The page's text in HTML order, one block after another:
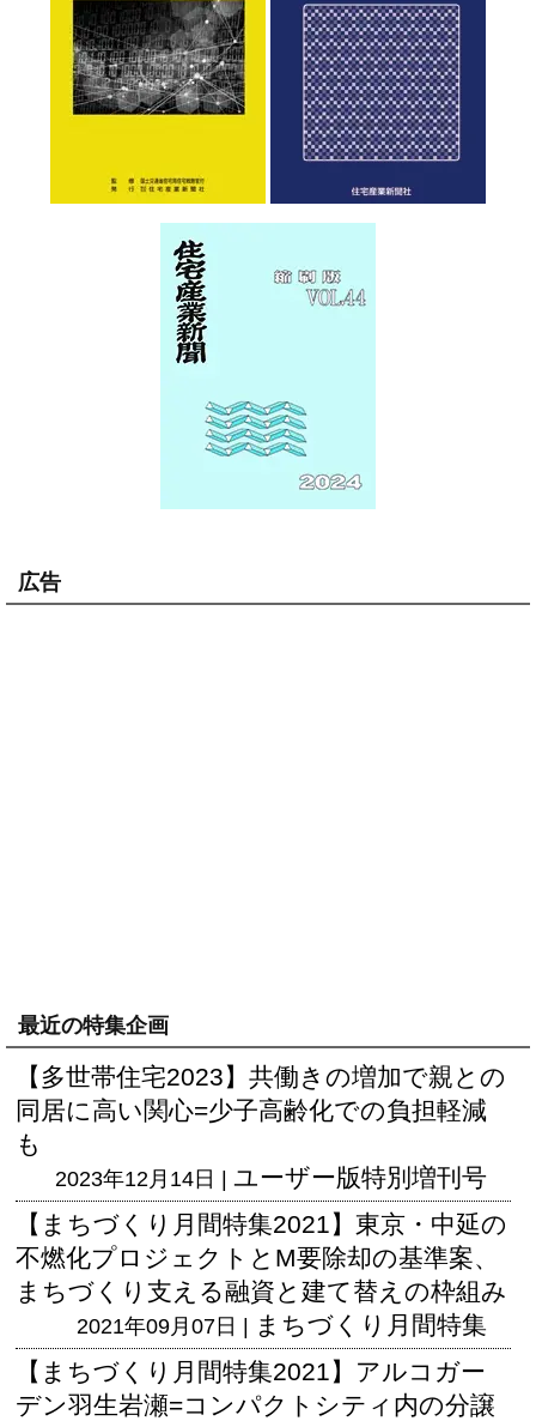
広告
最近の特集企画
【多世帯住宅2023】共働きの増加で親との
同居に高い関心=少子高齢化での負担軽減
も
2023年12月14日 | ユーザー版特別増刊号
【まちづくり月間特集2021】東京・中延の
不燃化プロジェクトとM要除却の基準案、
まちづくり支える融資と建て替えの枠組み
2021年09月07日 | まちづくり月間特集
【まちづくり月間特集2021】アルコガー
デン羽生岩瀬=コンパクトシティ内の分譲